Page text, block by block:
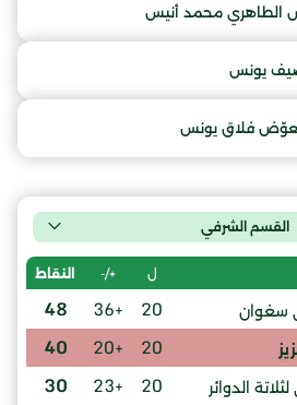
الطاهري محمد أنيس
يونس
فلاق يونس
القسم الشرفي
ل +/- النقاط
سغوان 20
+36
48
20
+20
40
الدوائر 20
+23
30